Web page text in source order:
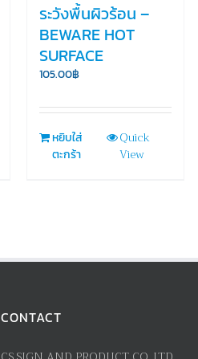
ระวังพื้นผิวร้อน –
BEWARE HOT
SURFACE
105.00฿
หยิบใส่
ตะกร้า
Quick
View
CONTACT